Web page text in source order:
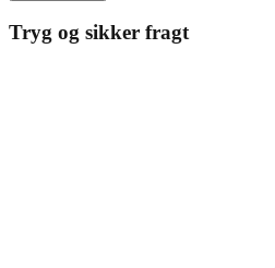
Tryg og sikker fragt